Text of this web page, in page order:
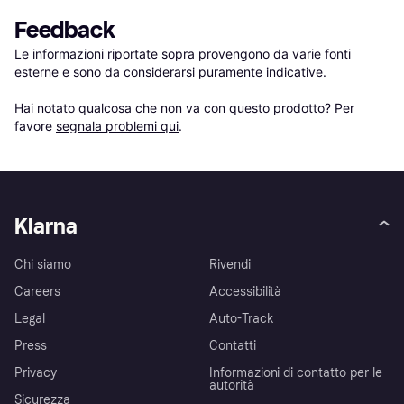
Feedback
Le informazioni riportate sopra provengono da varie fonti
esterne e sono da considerarsi puramente indicative.
Hai notato qualcosa che non va con questo prodotto? Per
favore segnala problemi qui.
Klarna
Chi siamo
Careers
Legal
Press
Privacy
Sicurezza
Rivendi
Accessibilità
Auto-Track
Contatti
Informazioni di contatto per le
autorità